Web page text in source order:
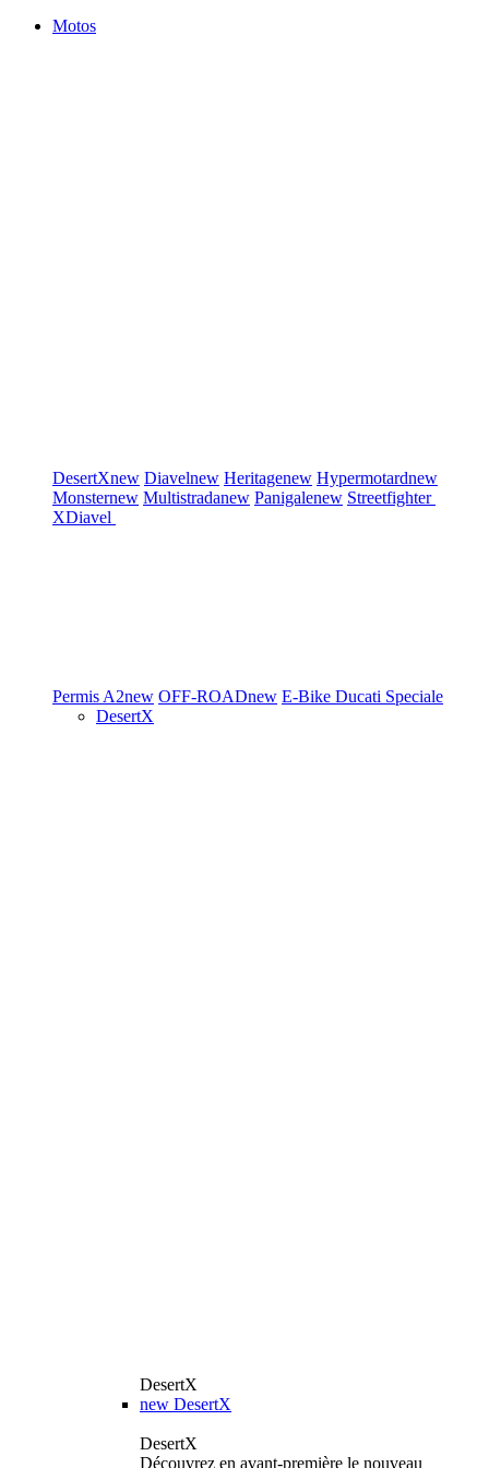
Motos
DesertXnew Diavelnew Heritagenew Hypermotardnew
Monsternew Multistradanew Panigalenew Streetfighter
XDiavel
Permis A2new OFF-ROADnew E-Bike Ducati Speciale
DesertX
DesertX
new DesertX
DesertX
Découvrez en avant-première le nouveau